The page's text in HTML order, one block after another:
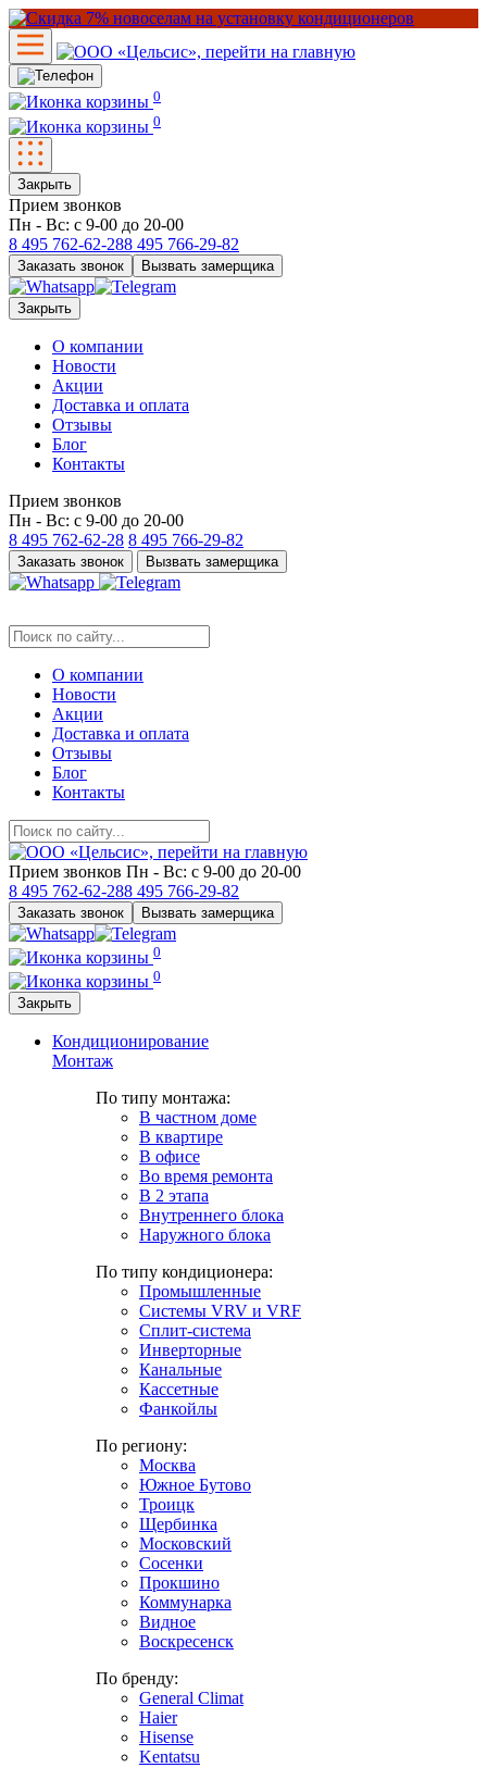
0
0
Закрыть
Прием звонков
Пн - Вс: с 9-00 до 20-00
8 495 762-62-288 495 766-29-82
Заказать звонок Вызвать замерщика
Закрыть
О компании
Новости
Акции
Доставка и оплата
Отзывы
Блог
Контакты
Прием звонков
Пн - Вс: с 9-00 до 20-00
8 495 762-62-28 8 495 766-29-82
Заказать звонок Вызвать замерщика
О компании
Новости
Акции
Доставка и оплата
Отзывы
Блог
Контакты
Прием звонков Пн - Вс: с 9-00 до 20-00
8 495 762-62-288 495 766-29-82
Заказать звонок Вызвать замерщика
0
0
Закрыть
Кондиционирование
Монтаж
По типу монтажа:
В частном доме
В квартире
В офисе
Во время ремонта
В 2 этапа
Внутреннего блока
Наружного блока
По типу кондиционера:
Промышленные
Системы VRV и VRF
Сплит-система
Инверторные
Канальные
Кассетные
Фанкойлы
По региону:
Москва
Южное Бутово
Троицк
Щербинка
Московский
Сосенки
Прокшино
Коммунарка
Видное
Воскресенск
По бренду:
General Climat
Haier
Hisense
Kentatsu